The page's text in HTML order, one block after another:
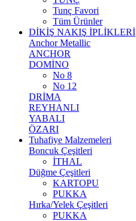
Tunç Favori
Tüm Ürünler
DİKİŞ NAKIŞ İPLİKLERİ
Anchor Metallic
ANCHOR
DOMİNO
No 8
No 12
DRİMA
REYHANLI
YABALI
ÖZARI
Tuhafiye Malzemeleri
Boncuk Çeşitleri
İTHAL
Düğme Çeşitleri
KARTOPU
PUKKA
Hırka/Yelek Çeşitleri
PUKKA